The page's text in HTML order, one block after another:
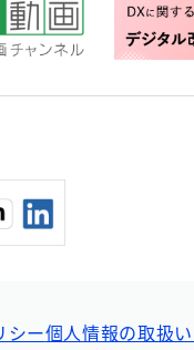
シー個人情報の取扱い